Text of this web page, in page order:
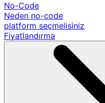
No-Code
Neden no-code
platform seçmelisiniz
Fiyatlandırma